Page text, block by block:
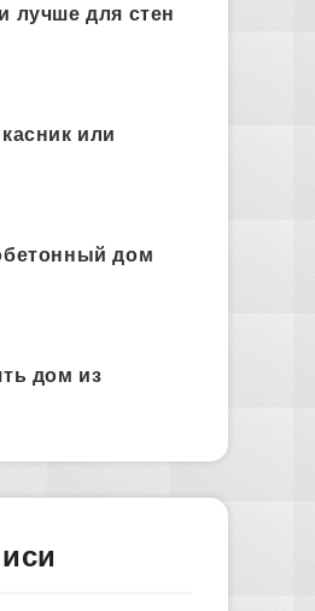
лучше для стен
или
дом
дом из